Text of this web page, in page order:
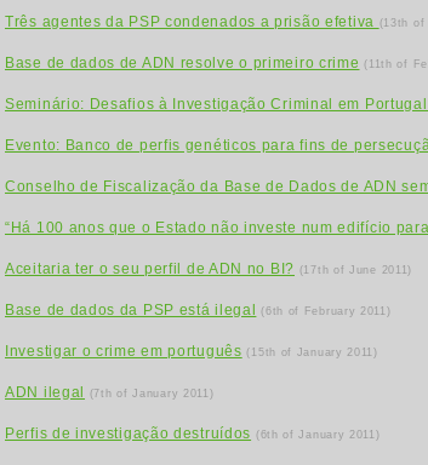
Três agentes da PSP condenados a prisão efetiva (13th of
Base de dados de ADN resolve o primeiro crime (11th of
Seminário: Desafios à Investigação Criminal em
Evento: Banco de perfis genéticos para fins de
Conselho de Fiscalização da Base de Dados de ADN
“Há 100 anos que o Estado não investe num edifício
Aceitaria ter o seu perfil de ADN no BI? (17th of June 2011)
Base de dados da PSP está ilegal (6th of February 2011)
Investigar o crime em português (15th of January 2011)
ADN ilegal (7th of January 2011)
Perfis de investigação destruídos (6th of January 2011)